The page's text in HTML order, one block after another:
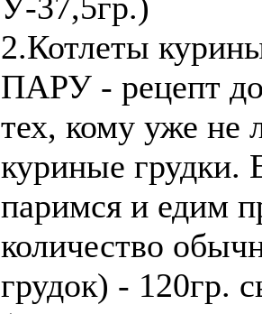
2.Котлеты
ПАРУ - рецепт
тех, кому уже не
куриные грудки.
паримся и едим
количество
грудок) - 120гр.